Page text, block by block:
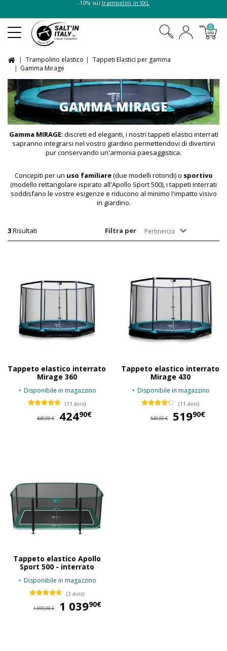
-10% suitrampolini in XXL
0
Trampolino elastico
Tappeti Elastici per gamma
Gamma Mirage
GAMMA MIRAGE
Gamma MIRAGE: discreti ed eleganti, i nostri tappeti elastici interrati
sapranno integrarsi nel vostro giardino permettendovi di divertirvi
pur conservando un'armonia paesaggistica.
Concepiti per un uso familiare(due modelli rotondi) o sportivo
(modello rettangolare ispirato all'Apollo Sport 500), i tappeti interrati
soddisfano le vostre esigenze e riducono al minimo l'impatto visivo
in giardino.
3Risultati Filtra per Pertinenza
Tappeto elastico interrato
Mirage 360
Disponibile in magazzino
(11 avis)
449,90 € 42490€
Tappeto elastico interrato
Mirage 430
Disponibile in magazzino
(11 avis)
549,90 € 51990€
Tappeto elastico Apollo
Sport 500 - interrato
Disponibile in magazzino
(3 avis)
1 099,90 € 1 03990€